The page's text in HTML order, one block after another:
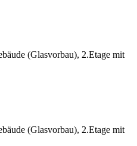
(Glasvorbau), 2.Etage mit
(Glasvorbau), 2.Etage mit